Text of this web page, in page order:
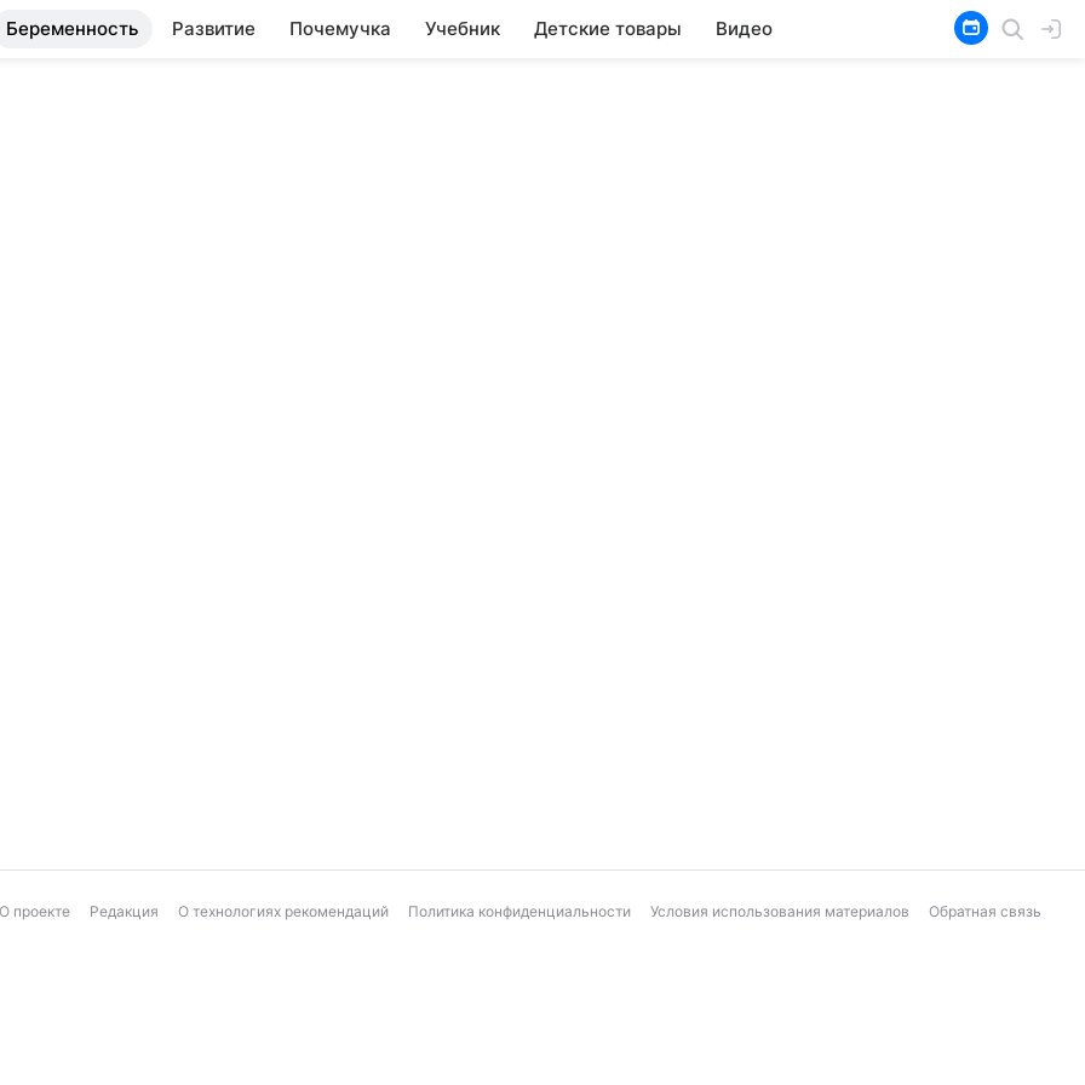
Беременность Развитие Почемучка Учебник Детские товары Видео
О проекте Редакция О технологиях рекомендаций Политика конфиденциальности Условия использования материалов Обратная связь